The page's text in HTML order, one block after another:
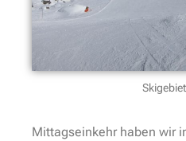
Mittagseinkehr haben wir